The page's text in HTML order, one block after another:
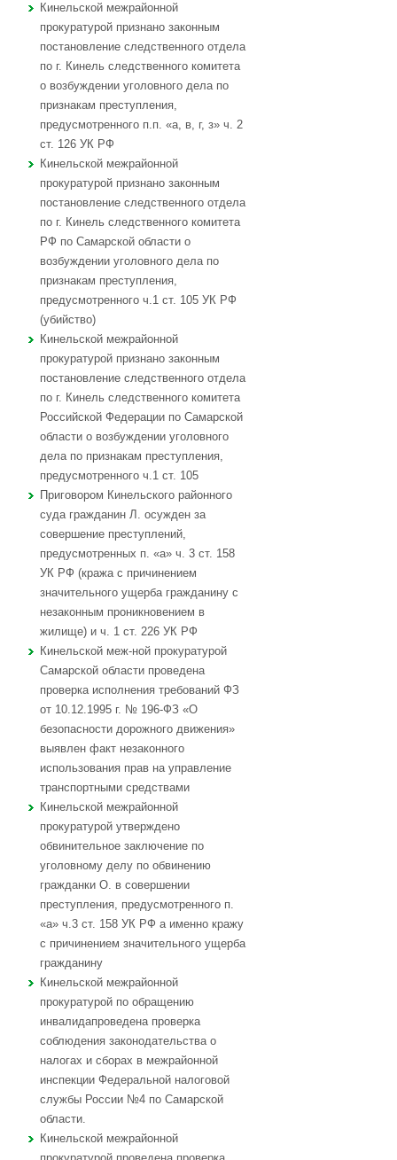
Кинельской межрайонной
прокуратурой признано законным
постановление следственного отдела
по г. Кинель следственного комитета
о возбуждении уголовного дела по
признакам преступления,
предусмотренного п.п. «а, в, г, з» ч. 2
ст. 126 УК РФ
Кинельской межрайонной
прокуратурой признано законным
постановление следственного отдела
по г. Кинель следственного комитета
РФ по Самарской области о
возбуждении уголовного дела по
признакам преступления,
предусмотренного ч.1 ст. 105 УК РФ
(убийство)
Кинельской межрайонной
прокуратурой признано законным
постановление следственного отдела
по г. Кинель следственного комитета
Российской Федерации по Самарской
области о возбуждении уголовного
дела по признакам преступления,
предусмотренного ч.1 ст. 105
Приговором Кинельского районного
суда гражданин Л. осужден за
совершение преступлений,
предусмотренных п. «а» ч. 3 ст. 158
УК РФ (кража с причинением
значительного ущерба гражданину с
незаконным проникновением в
жилище) и ч. 1 ст. 226 УК РФ
Кинельской меж-ной прокуратурой
Самарской области проведена
проверка исполнения требований ФЗ
от 10.12.1995 г. № 196-ФЗ «О
безопасности дорожного движения»
выявлен факт незаконного
использования прав на управление
транспортными средствами
Кинельской межрайонной
прокуратурой утверждено
обвинительное заключение по
уголовному делу по обвинению
гражданки О. в совершении
преступления, предусмотренного п.
«а» ч.3 ст. 158 УК РФ а именно кражу
с причинением значительного ущерба
гражданину
Кинельской межрайонной
прокуратурой по обращению
инвалидапроведена проверка
соблюдения законодательства о
налогах и сборах в межрайонной
инспекции Федеральной налоговой
службы России №4 по Самарской
области.
Кинельской межрайонной